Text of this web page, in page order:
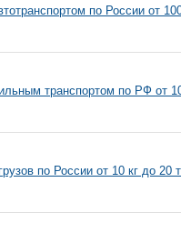
по России от
транспортом по РФ от
по России от 10 кг до 20